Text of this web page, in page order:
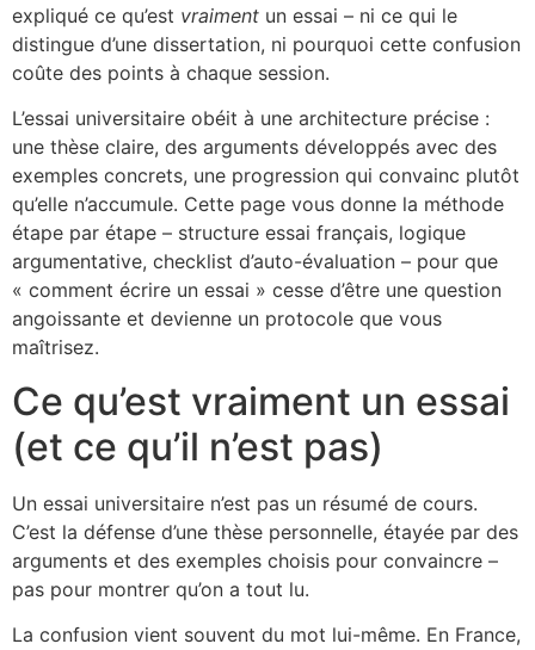
expliqué ce qu’est vraiment un essai – ni ce qui le
distingue d’une dissertation, ni pourquoi cette confusion
coûte des points à chaque session.
L’essai universitaire obéit à une architecture précise :
une thèse claire, des arguments développés avec des
exemples concrets, une progression qui convainc plutôt
qu’elle n’accumule. Cette page vous donne la méthode
étape par étape – structure essai français, logique
argumentative, checklist d’auto-évaluation – pour que
« comment écrire un essai » cesse d’être une question
angoissante et devienne un protocole que vous
maîtrisez.
Ce qu’est vraiment un essai
(et ce qu’il n’est pas)
Un essai universitaire n’est pas un résumé de cours.
C’est la défense d’une thèse personnelle, étayée par des
arguments et des exemples choisis pour convaincre –
pas pour montrer qu’on a tout lu.
La confusion vient souvent du mot lui-même. En France,